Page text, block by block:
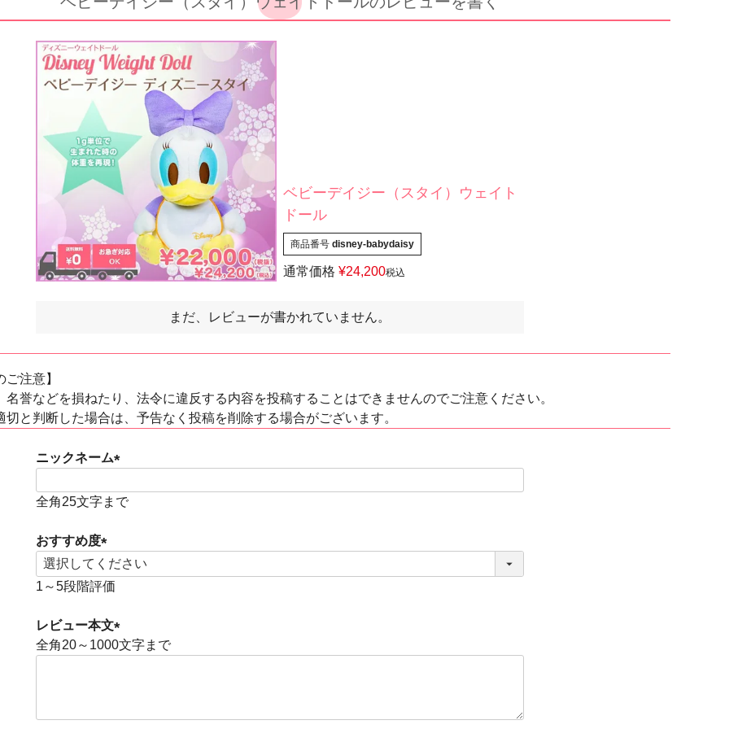
ベビーデイジー（スタイ）ウェイト
ドール
商品番号 disney-babydaisy
通常価格 ¥24,200税込
まだ、レビューが書かれていません。
注意】
名誉などを損ねたり、法令に違反する内容を投稿することはできませんのでご注意ください。
切と判断した場合は、予告なく投稿を削除する場合がございます。
ニックネーム
必
全角25文字まで
おすすめ度
(
必
)
1～5段階評価
レビュー本文
(
全角20～1000文字まで